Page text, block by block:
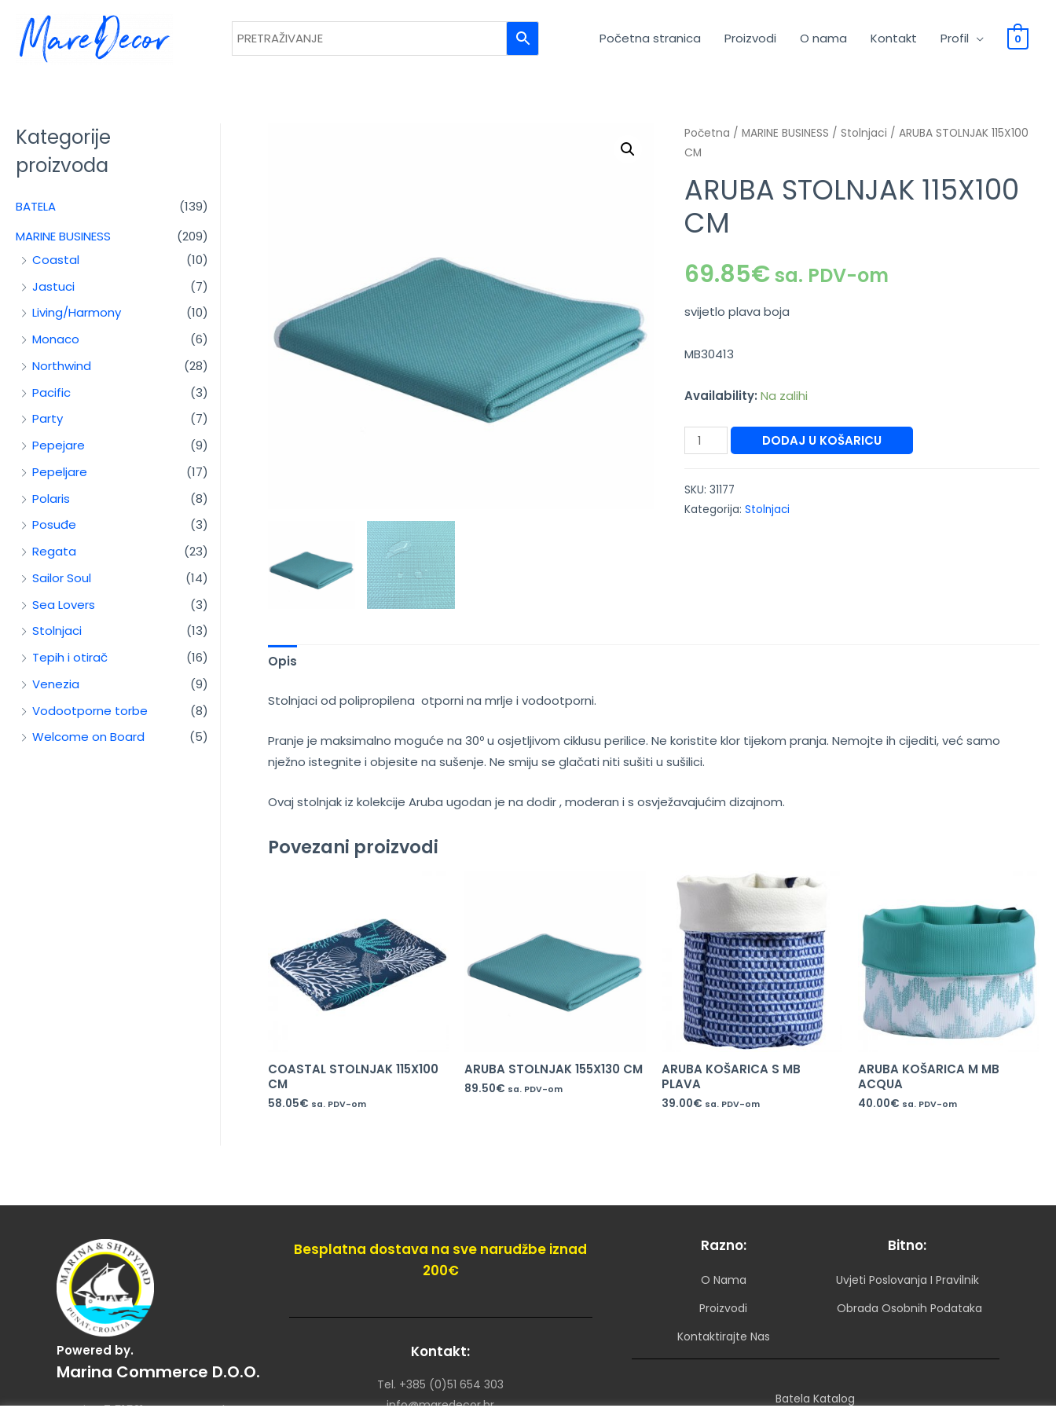
Početna stranica Proizvodi O nama Kontakt Profil 0
Kategorije
proizvoda
BATELA
(139)
MARINE BUSINESS
(209)
Coastal
(10)
Jastuci
(7)
Living/Harmony
(10)
Monaco
(6)
Northwind
(28)
Pacific
(3)
Party
(7)
Pepejare
(9)
Pepeljare
(17)
Polaris
(8)
Posuđe
(3)
Regata
(23)
Sailor Soul
(14)
Sea Lovers
(3)
Stolnjaci
(13)
Tepih i otirač
(16)
Venezia
(9)
Vodootporne torbe
(8)
Welcome on Board
(5)
Početna /MARINE BUSINESS /Stolnjaci / ARUBA STOLNJAK 115X100
CM
ARUBA STOLNJAK 115X100
CM
69.85€sa. PDV-om
svijetlo plava boja
MB30413
Availability: Na zalihi
DODAJ U KOŠARICU
SKU:31177
Kategorija:Stolnjaci
Opis
Stolnjaci od polipropilena otporni na mrlje i vodootporni.
Pranje je maksimalno moguće na 30º u osjetljivom ciklusu perilice. Ne koristite klor tijekom pranja. Nemojte ih cijediti, već samo
nježno istegnite i objesite na sušenje. Ne smiju se glačati niti sušiti u sušilici.
Ovaj stolnjak iz kolekcije Aruba ugodan je na dodir , moderan i s osvježavajućim dizajnom.
Povezani proizvodi
COASTAL STOLNJAK 115X100
CM
58.05€ sa. PDV-om
ARUBA STOLNJAK 155X130 CM
89.50€ sa. PDV-om
ARUBA KOŠARICA S MB
PLAVA
39.00€ sa. PDV-om
ARUBA KOŠARICA M MB
ACQUA
40.00€ sa. PDV-om
Powered by.
Marina Commerce D.o.o.
Besplatna dostava na sve narudžbe iznad
200€
Kontakt:
Tel. +385 (0)51 654 303
info@maredecor.hr
Razno:
O Nama
Proizvodi
Kontaktirajte Nas
Bitno:
Uvjeti Poslovanja I Pravilnik
Obrada Osobnih Podataka
Batela Katalog